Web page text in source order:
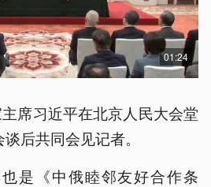
01:24
席习近平在北京人民大会堂
后共同会见记者。
是《中俄睦邻友好合作条